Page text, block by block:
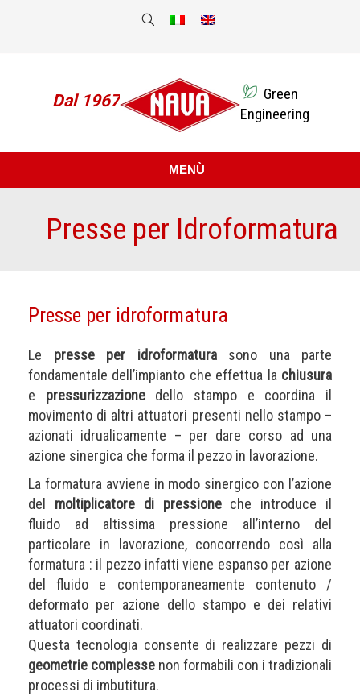
Dal 1967
Green
Engineering
MENÙ
Presse per Idroformatura
Presse per idroformatura
Le presse per idroformaturasono una parte
fondamentale dell’impianto che effettua la chiusura
e pressurizzazionedello stampo e coordina il
movimento di altri attuatori presenti nello stampo –
azionati idrualicamente – per dare corso ad una
azione sinergica che forma il pezzo in lavorazione.
La formatura avviene in modo sinergico con l’azione
del moltiplicatore di pressioneche introduce il
fluido ad altissima pressione all’interno del
particolare in lavorazione, concorrendo così alla
formatura : il pezzo infatti viene espanso per azione
del fluido e contemporaneamente contenuto /
deformato per azione dello stampo e dei relativi
attuatori coordinati.
Questa tecnologia consente di realizzare pezzi di
geometrie complesse non formabili con i tradizionali
processi di imbutitura.